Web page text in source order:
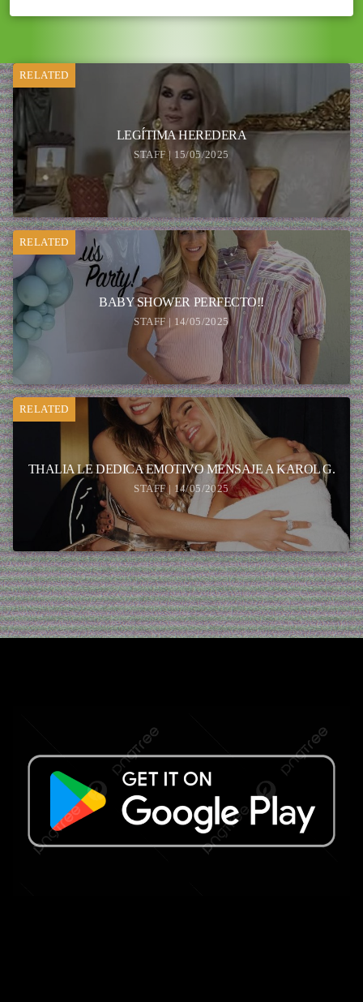
RELATED
LEGÍTIMA HEREDERA
STAFF | 15/05/2025
RELATED
BABY SHOWER PERFECTO!!
STAFF | 14/05/2025
RELATED
THALIA LE DEDICA EMOTIVO MENSAJE A KAROL G.
STAFF | 14/05/2025